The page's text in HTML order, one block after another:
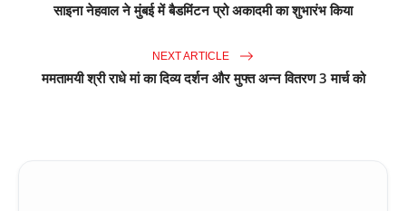
साइना नेहवाल ने मुंबई में बैडमिंटन प्रो अकादमी का शुभारंभ किया
NEXT ARTICLE
ममतामयी श्री राधे मां का दिव्य दर्शन और मुफ्त अन्न वितरण 3 मार्च को